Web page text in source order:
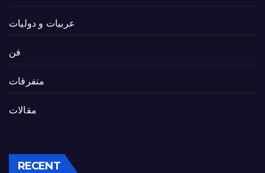
عربيات و دوليات
فن
متفرقات
مقالات
RECENT